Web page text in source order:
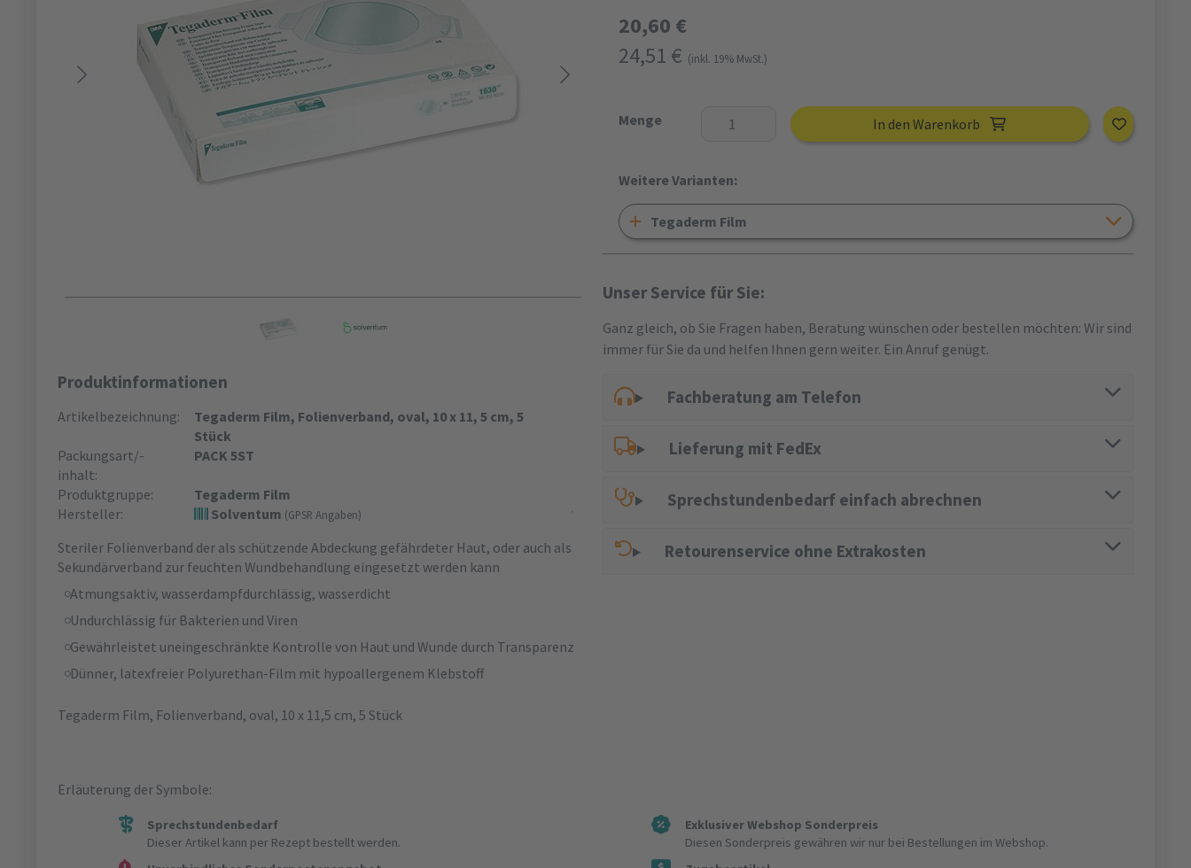
Produktinformationen
Artikelbezeichnung:
Tegaderm Film, Folienverband, oval, 10 x 11, 5 cm, 5
Stück
Packungsart/-
inhalt:
PACK 5ST
Produktgruppe:
Tegaderm Film
Hersteller:
Solventum (GPSR Angaben)
Steriler Folienverband der als schützende Abdeckung gefährdeter Haut, oder auch als
Sekundärverband zur feuchten Wundbehandlung eingesetzt werden kann
Atmungsaktiv, wasserdampfdurchlässig, wasserdicht
Undurchlässig für Bakterien und Viren
Gewährleistet uneingeschränkte Kontrolle von Haut und Wunde durch Transparenz
Dünner, latexfreier Polyurethan-Film mit hypoallergenem Klebstoff
Tegaderm Film, Folienverband, oval, 10 x 11,5 cm, 5 Stück
20,60 €
24,51 € (inkl. 19% MwSt.)
Menge In den Warenkorb
Weitere Varianten:
Tegaderm Film
Unser Service für Sie:
Ganz gleich, ob Sie Fragen haben, Beratung wünschen oder bestellen möchten: Wir sind
immer für Sie da und helfen Ihnen gern weiter. Ein Anruf genügt.
Fachberatung am Telefon
Lieferung mit FedEx
Sprechstundenbedarf einfach abrechnen
Retourenservice ohne Extrakosten
Erläuterung der Symbole:
Sprechstundenbedarf
Dieser Artikel kann per Rezept bestellt werden.
Exklusiver Webshop Sonderpreis
Diesen Sonderpreis gewähren wir nur bei Bestellungen im Webshop.